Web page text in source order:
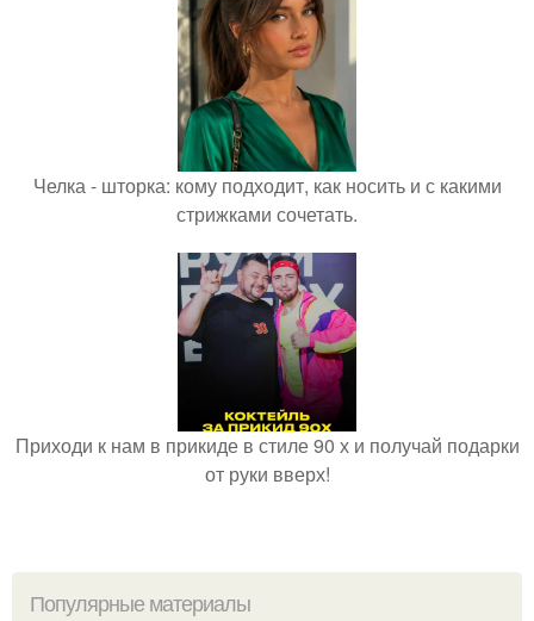
Челка - шторка: кому подходит, как носить и с какими
стрижками сочетать.
Приходи к нам в прикиде в стиле 90 х и получай подарки
от руки вверх!
Популярные материалы